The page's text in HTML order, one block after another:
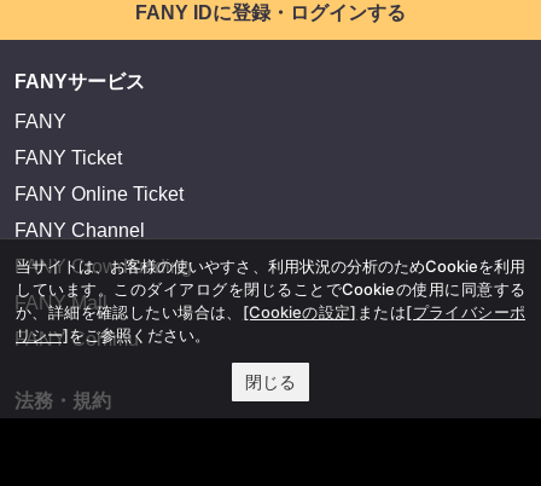
FANY IDに登録・ログインする
FANYサービス
FANY
FANY Ticket
FANY Online Ticket
FANY Channel
FANY Crowdfunding
FANY Mall
FANY Commu
法務・規約
当サイトは、お客様の使いやすさ、利用状況の分析のためCookieを利用
しています。このダイアログを閉じることでCookieの使用に同意する
か、詳細を確認したい場合は、 [Cookieの設定] または[プライバシーポ
リシー]をご参照ください。
閉じる